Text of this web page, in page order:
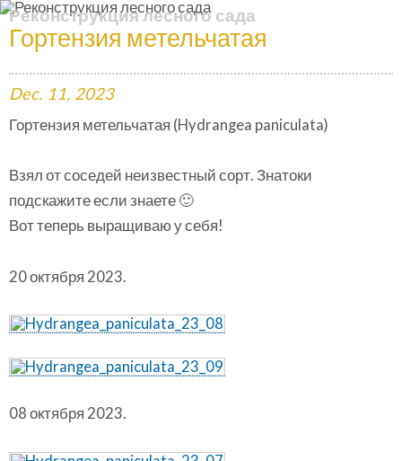
Реконструкция лесного сада
Гортензия метельчатая
Dec. 11, 2023
Гортензия метельчатая (Hydrangea paniculata)
Взял от соседей неизвестный сорт. Знатоки
подскажите если знаете 🙂
Вот теперь выращиваю у себя!
20 октября 2023.
08 октября 2023.